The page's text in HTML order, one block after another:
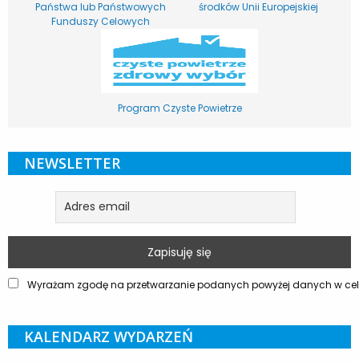
Państwa lub Państwowych
Funduszy Celowych
środków Unii Europejskiej
Program Czyste Powietrze
NEWSLETTER
Wyrażam zgodę na przetwarzanie podanych powyżej danych w
KALENDARZ WYDARZEŃ